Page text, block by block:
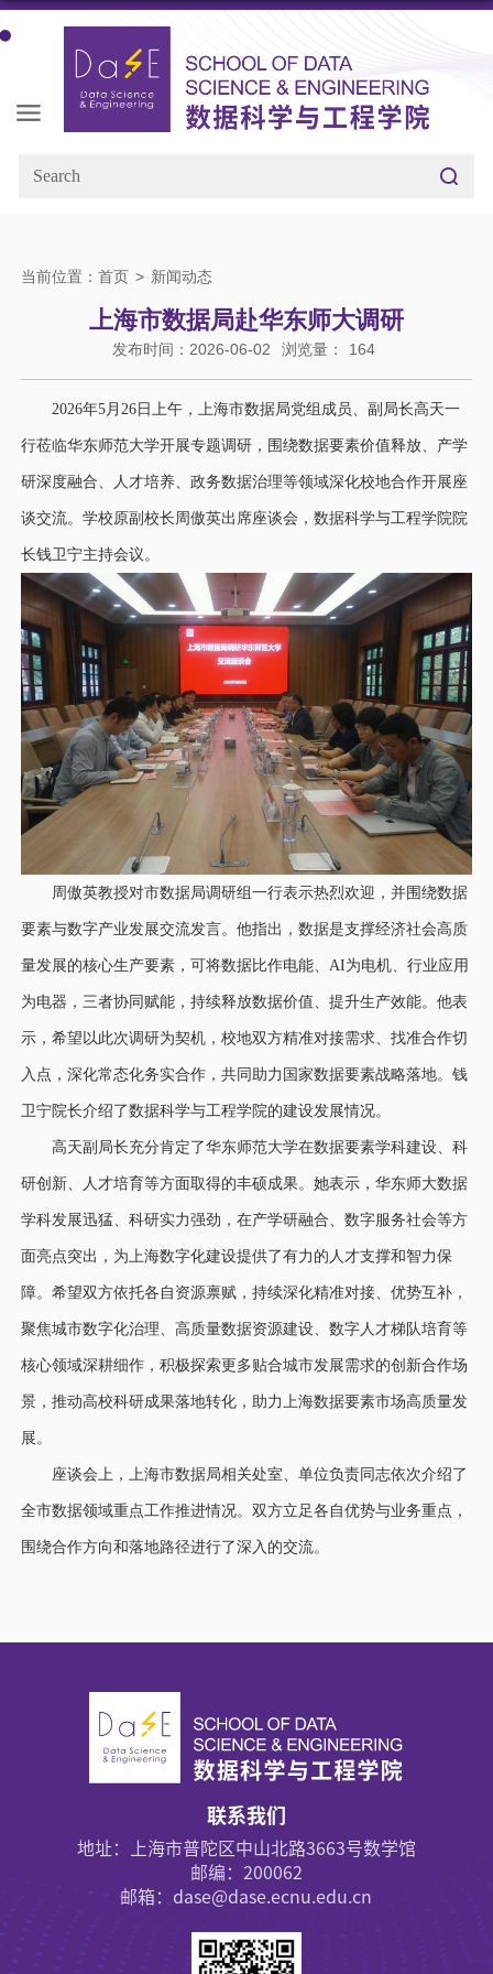
当前位置： 首页 > 新闻动态
上海市数据局赴华东师大调研
发布时间：2026-06-02 浏览量： 164
2026年5月26日上午，上海市数据局党组成员、副局长高天一
行莅临华东师范大学开展专题调研，围绕数据要素价值释放、产学
研深度融合、人才培养、政务数据治理等领域深化校地合作开展座
谈交流。学校原副校长周傲英出席座谈会，数据科学与工程学院院
长钱卫宁主持会议。
周傲英教授对市数据局调研组一行表示热烈欢迎，并围绕数据
要素与数字产业发展交流发言。他指出，数据是支撑经济社会高质
量发展的核心生产要素，可将数据比作电能、AI为电机、行业应用
为电器，三者协同赋能，持续释放数据价值、提升生产效能。他表
示，希望以此次调研为契机，校地双方精准对接需求、找准合作切
入点，深化常态化务实合作，共同助力国家数据要素战略落地。钱
卫宁院长介绍了数据科学与工程学院的建设发展情况。
高天副局长充分肯定了华东师范大学在数据要素学科建设、科
研创新、人才培育等方面取得的丰硕成果。她表示，华东师大数据
学科发展迅猛、科研实力强劲，在产学研融合、数字服务社会等方
面亮点突出，为上海数字化建设提供了有力的人才支撑和智力保
障。希望双方依托各自资源禀赋，持续深化精准对接、优势互补，
聚焦城市数字化治理、高质量数据资源建设、数字人才梯队培育等
核心领域深耕细作，积极探索更多贴合城市发展需求的创新合作场
景，推动高校科研成果落地转化，助力上海数据要素市场高质量发
展。
座谈会上，上海市数据局相关处室、单位负责同志依次介绍了
全市数据领域重点工作推进情况。双方立足各自优势与业务重点，
围绕合作方向和落地路径进行了深入的交流。
联系我们
地址：上海市普陀区中山北路3663号数学馆
邮编：200062
邮箱：dase@dase.ecnu.edu.cn